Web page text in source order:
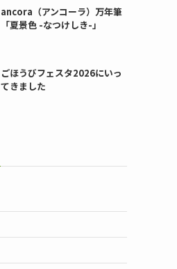
ancora（アンコーラ）万年筆
「夏景色 -なつけしき-」
ごほうびフェスタ2026にいっ
てきました